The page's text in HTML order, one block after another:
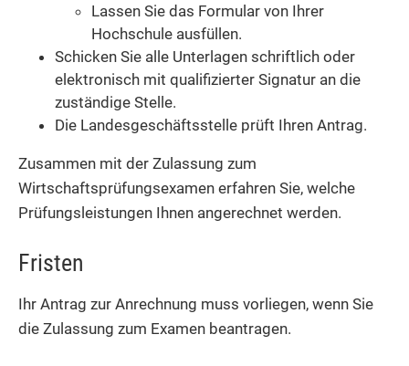
Lassen Sie das Formular von Ihrer
Hochschule ausfüllen.
Schicken Sie alle Unterlagen schriftlich oder
elektronisch mit qualifizierter Signatur an die
zuständige Stelle.
Die Landesgeschäftsstelle prüft Ihren Antrag.
Zusammen mit der Zulassung zum
Wirtschaftsprüfungsexamen erfahren Sie, welche
Prüfungsleistungen Ihnen angerechnet werden.
Fristen
Ihr Antrag zur Anrechnung muss vorliegen, wenn Sie
die Zulassung zum Examen beantragen.